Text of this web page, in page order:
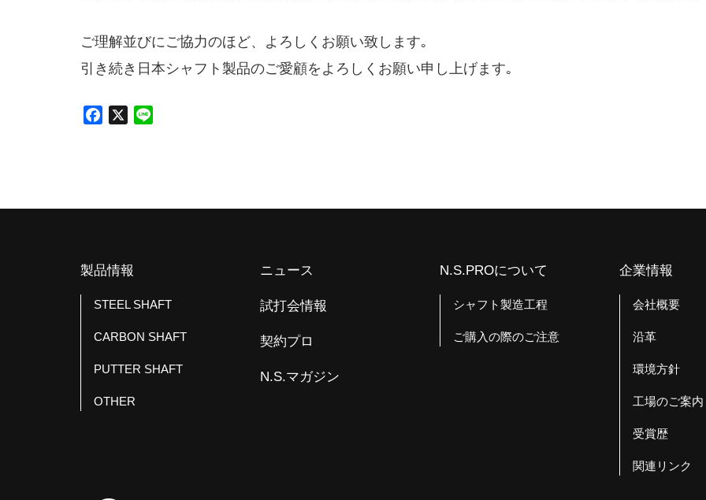
ご理解並びにご協力のほど、よろしくお願い致します｡
引き続き日本シャフト製品のご愛顧をよろしくお願い申し上げます｡
o
製品情報
STEEL SHAFT
CARBON SHAFT
PUTTER SHAFT
OTHER
ニュース
試打会情報
契約プロ
N.S.マガジン
N.S.PROについて
シャフト製造工程
ご購入の際のご注意
企業情報
会社概要
沿革
環境方針
工場のご案内
受賞歴
関連リンク